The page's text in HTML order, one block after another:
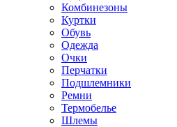
Комбинезоны
Куртки
Обувь
Одежда
Очки
Перчатки
Подшлемники
Ремни
Термобелье
Шлемы